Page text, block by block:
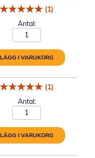
(1)
Antal:
LÄGG I VARUKORG
(1)
Antal:
LÄGG I VARUKORG